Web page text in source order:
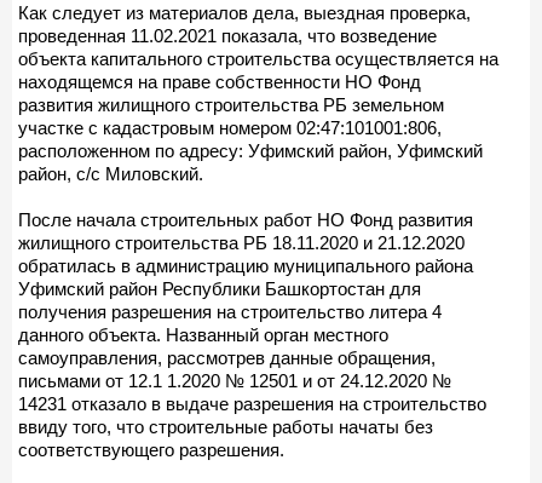
Как следует из материалов дела, выездная проверка,
проведенная 11.02.2021 показала, что возведение
объекта капитального строительства осуществляется на
находящемся на праве собственности НО Фонд
развития жилищного строительства РБ земельном
участке с кадастровым номером 02:47:101001:806,
расположенном по адресу: Уфимский район, Уфимский
район, с/с Миловский.
После начала строительных работ НО Фонд развития
жилищного строительства РБ 18.11.2020 и 21.12.2020
обратилась в администрацию муниципального района
Уфимский район Республики Башкортостан для
получения разрешения на строительство литера 4
данного объекта. Названный орган местного
самоуправления, рассмотрев данные обращения,
письмами от 12.1 1.2020 № 12501 и от 24.12.2020 №
14231 отказало в выдаче разрешения на строительство
ввиду того, что строительные работы начаты без
соответствующего разрешения.